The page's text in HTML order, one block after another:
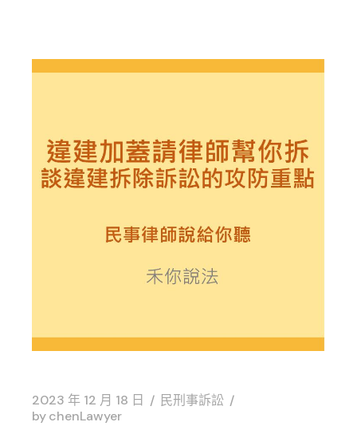
2023 年 12 月 18 日
民刑事訴訟
bychenLawyer